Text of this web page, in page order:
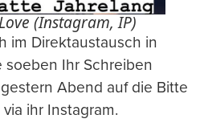
(Instagram, IP)
im Direktaustausch in
soeben Ihr Schreiben
Abend auf die Bitte
ihr Instagram.